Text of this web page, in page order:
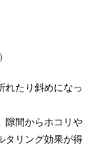
れたり斜めになっ
隙間からホコリや
タリング効果が得